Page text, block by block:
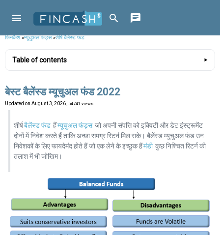
फिनकैश»म्यूचुअल फंड्स»शीर्ष बैलेंस्ड फंड
Table of contents
बेस्ट बैलेंस्ड म्यूचुअल फंड 2022
Updated on August 3, 2026 , 54741 views
शीर्षबैलेंस्ड फंड हैंम्यूचुअल फंड्स जो अपनी संपत्ति को इक्विटी और डेट इंस्ट्रूमेंट
दोनों में निवेश करते हैं ताकि अच्छा समग्र रिटर्न मिल सके। बैलेंस्ड म्युचुअल फंड उन
निवेशकों के लिए फायदेमंद होते हैं जो एक लेने के इच्छुक हैंमंडी कुछ निश्चित रिटर्न की
तलाश में भी जोखिम।